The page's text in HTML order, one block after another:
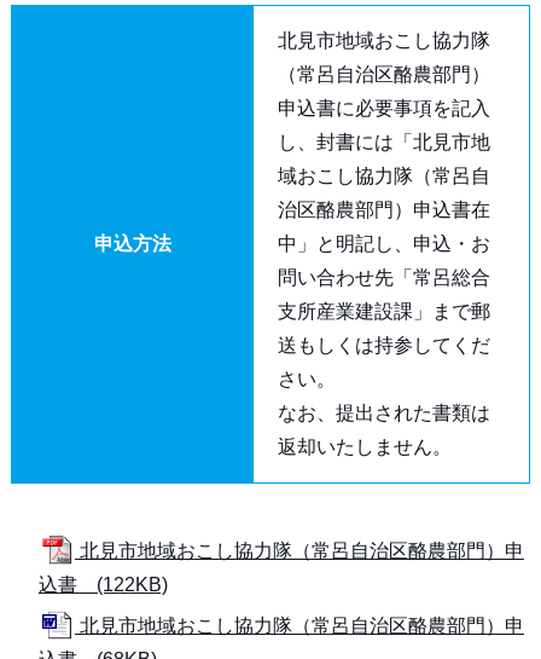
申込方法
北見市地域おこし協力隊
（常呂自治区酪農部門）
申込書に必要事項を記入
し、封書には「北見市地
域おこし協力隊（常呂自
治区酪農部門）申込書在
中」と明記し、申込・お
問い合わせ先「常呂総合
支所産業建設課」まで郵
送もしくは持参してくだ
さい。
なお、提出された書類は
返却いたしません。
北見市地域おこし協力隊（常呂自治区酪農部門）申
込書 (122KB)
北見市地域おこし協力隊（常呂自治区酪農部門）申